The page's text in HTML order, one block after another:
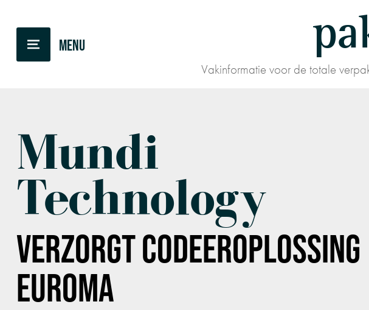
Vakinformatie voor de totale
Mundi
Technology
VERZORGTCODEEROPLOSSING
EUROMA